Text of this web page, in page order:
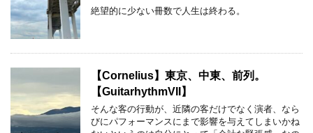
絶望的に少ない冊数で人生は終わる。
【Cornelius】東京、中東、前列。
【GuitarhythmVII】
そんな客の行動が、近隣の客だけでなく演者、なら
びにパフォーマンスにまで影響を与えてしまいかね